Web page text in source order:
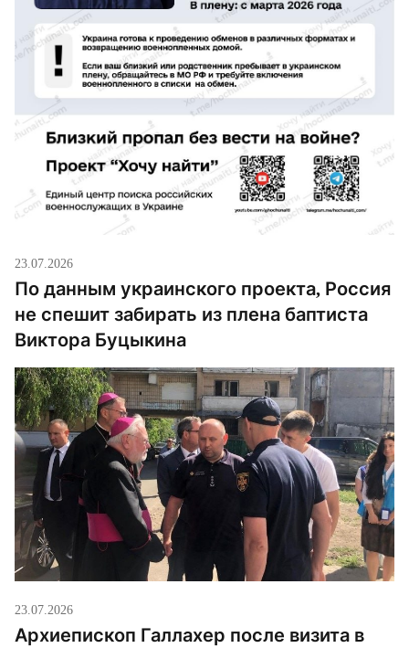
23.07.2026
По данным украинского проекта, Россия
не спешит забирать из плена баптиста
Виктора Буцыкина
23.07.2026
Архиепископ Галлахер после визита в